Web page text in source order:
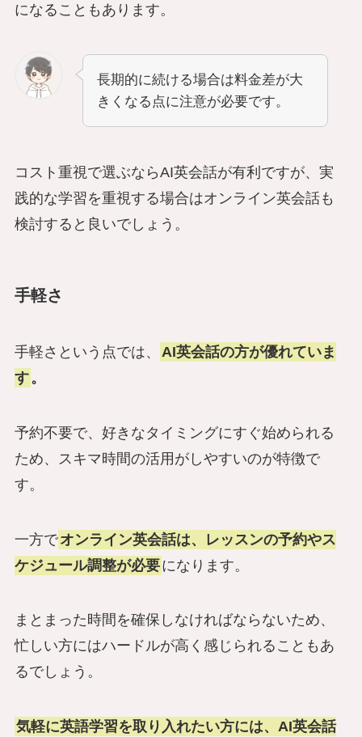
になることもあります。
長期的に続ける場合は料金差が大
きくなる点に注意が必要です。
コスト重視で選ぶならAI英会話が有利ですが、実
践的な学習を重視する場合はオンライン英会話も
検討すると良いでしょう。
手軽さ
手軽さという点では、
AI英会話の方が優れていま
す 。
予約不要で、好きなタイミングにすぐ始められる
ため、スキマ時間の活用がしやすいのが特徴で
す。
一方でオンライン英会話は、レッスンの予約やス
ケジュール調整が必要になります。
まとまった時間を確保しなければならないため、
忙しい方にはハードルが高く感じられることもあ
るでしょう。
気軽に英語学習を取り入れたい方には、AI英会話